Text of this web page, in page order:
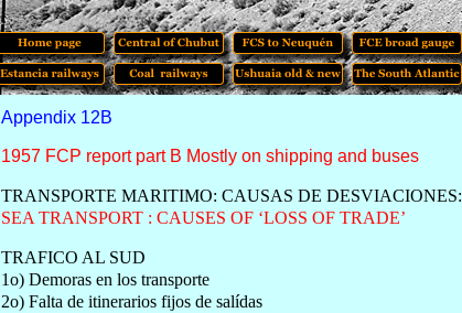
Appendix 12B
1957 FCP report part B Mostly on shipping and buses
TRANSPORTE MARITIMO: CAUSAS DE DESVIACIONES:
SEA TRANSPORT : CAUSES OF ‘LOSS OF TRADE’
TRAFICO AL SUD
1o) Demoras en los transporte
2o) Falta de itinerarios fijos de salídas